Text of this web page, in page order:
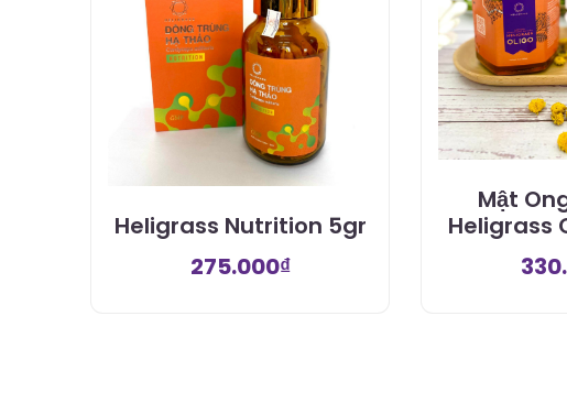
Heligrass Nutrition 5gr
275.000₫
Mật
Heligrass